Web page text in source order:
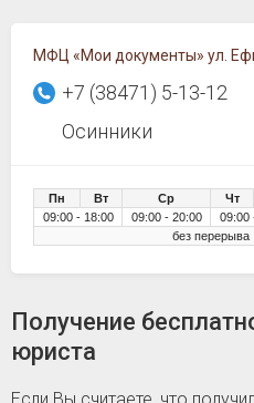
МФЦ «Мои документы» ул.
+7 (38471) 5-13-12
Осинники
Пн Вт Ср Чт
09:00 - 18:00
09:00 - 20:00 09:00
без перерыва
Получение
юриста